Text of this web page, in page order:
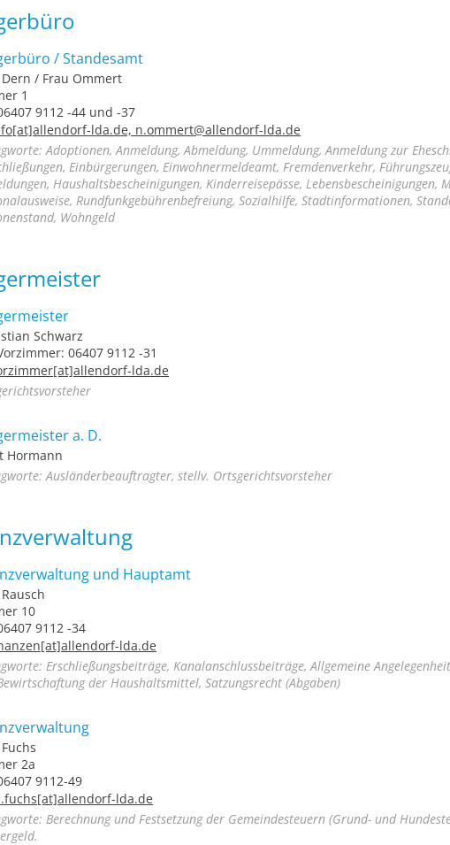
/ Standesamt
Dern / Frau Ommert
1
9112 -44 und -37
lda.de, n.ommert@allendorf-lda.de
Adoptionen, Anmeldung, Abmeldung, Ummeldung, Anmeldung zur
Einbürgerungen, Einwohnermeldeamt, Fremdenverkehr,
Haushaltsbescheinigungen, Kinderreisepässe, Lebensbescheinigungen,
Rundfunkgebührenbefreiung, Sozialhilfe, Stadtinformationen,
Wohngeld
Schwarz
06407 9112 -31
lda.de
a. D.
Hormann
Ausländerbeauftragter, stellv. Ortsgerichtsvorsteher
und Hauptamt
10
9112 -34
lda.de
Erschließungsbeiträge, Kanalanschlussbeiträge, Allgemeine
der Haushaltsmittel, Satzungsrecht (Abgaben)
2a
9112-49
lda.de
Berechnung und Festsetzung der Gemeindesteuern (Grund- und